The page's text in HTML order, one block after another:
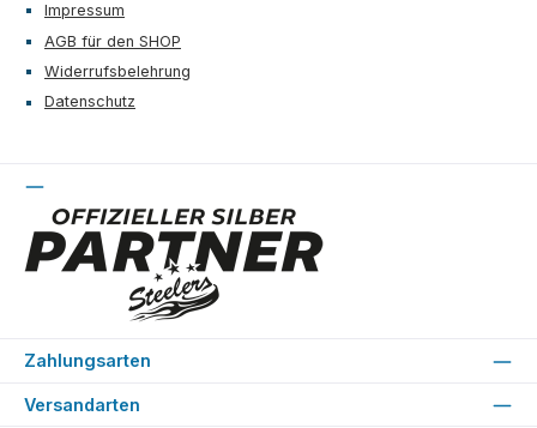
Impressum
AGB für den SHOP
Widerrufsbelehrung
Datenschutz
Zahlungsarten
Versandarten